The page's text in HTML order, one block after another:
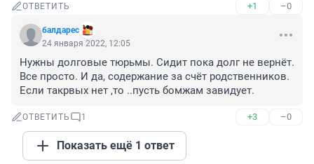
ОТВЕТИТЬ +1 –0
балдарес
24 января 2022, 12:05
Нужны долговые тюрьмы. Сидит пока долг не вернёт.
Все просто. И да, содержание за счёт родственников.
Если такрвых нет ,то ..пусть бомжам завидует.
ОТВЕТИТЬ 1 +3 –0
Показать ещё 1 ответ